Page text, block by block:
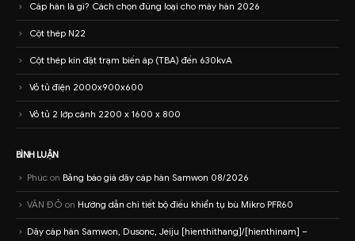
Cáp hàn là gì? Cách chọn đúng loại cho máy hàn 2026
Cột thép N22
Cột thép kín đặt trạm biến áp (TBA) đến 630kvA
Vỏ tủ điện 2000x900x600
Vỏ tủ 2 lớp cánh 2200 x 1600 x 800
BÌNH LUẬN
Phúc on Bảng báo giá dây cáp hàn Samwon 08/2026
VĂN ĐỎ on Hướng dẫn chi tiết bộ điều khiển tụ bù Mikro PFR60
Dây cáp hàn Samwon, Dusonc, Jeiju [hienthithang]/[hienthinam] –